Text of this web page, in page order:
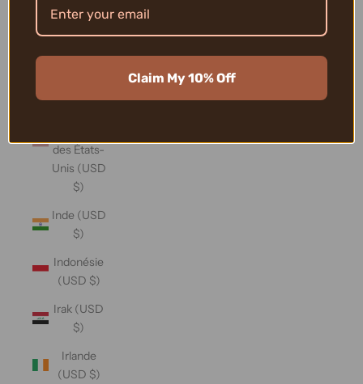
des États-
Unis (USD
$)
Inde (USD
$)
Indonésie
(USD $)
Irak (USD
$)
Irlande
(USD $)
Claim My 10% Off